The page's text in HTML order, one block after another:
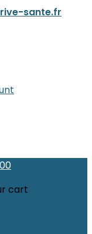
sante.fr
cart